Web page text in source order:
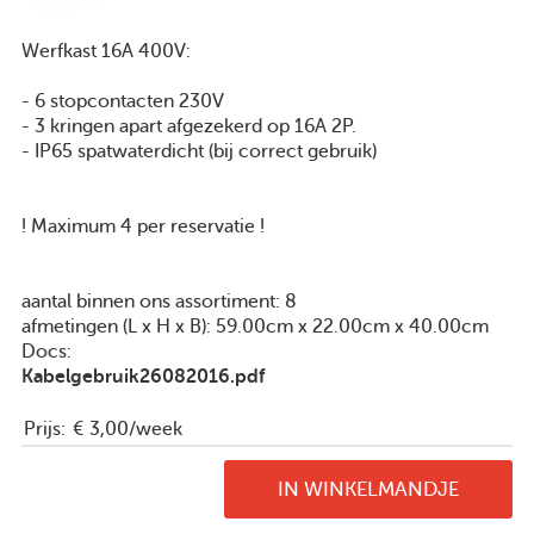
Werfkast 16A 400V:
- 6 stopcontacten 230V
- 3 kringen apart afgezekerd op 16A 2P.
- IP65 spatwaterdicht (bij correct gebruik)
! Maximum 4 per reservatie !
aantal binnen ons assortiment: 8
afmetingen (L x H x B): 59.00cm x 22.00cm x 40.00cm
Docs:
Kabelgebruik26082016.pdf
Prijs: € 3,00/week
IN WINKELMANDJE
Toegankelijkheidsverklaring